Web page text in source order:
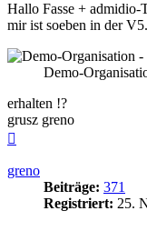
Hallo Fasse + admidio-
mir ist soeben in der
Demo-
erhalten !?
grusz greno
greno
Beiträge: 371
Registriert: 25.